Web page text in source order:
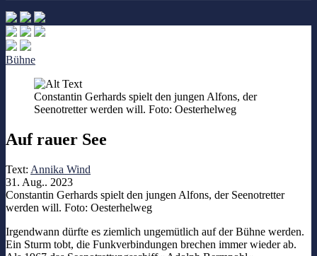
Bühne
Constantin Gerhards spielt den jungen Alfons, der
Seenotretter werden will. Foto: Oesterhelweg
Auf rauer See
Text: Annika Wind
31. Aug.. 2023
Constantin Gerhards spielt den jungen Alfons, der Seenotretter
werden will. Foto: Oesterhelweg
Irgendwann dürfte es ziemlich ungemütlich auf der Bühne werden.
Ein Sturm tobt, die Funkverbindungen brechen immer wieder ab.